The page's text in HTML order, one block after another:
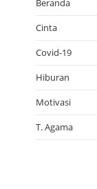
Beranda
Cinta
Covid-19
Hiburan
Motivasi
T. Agama